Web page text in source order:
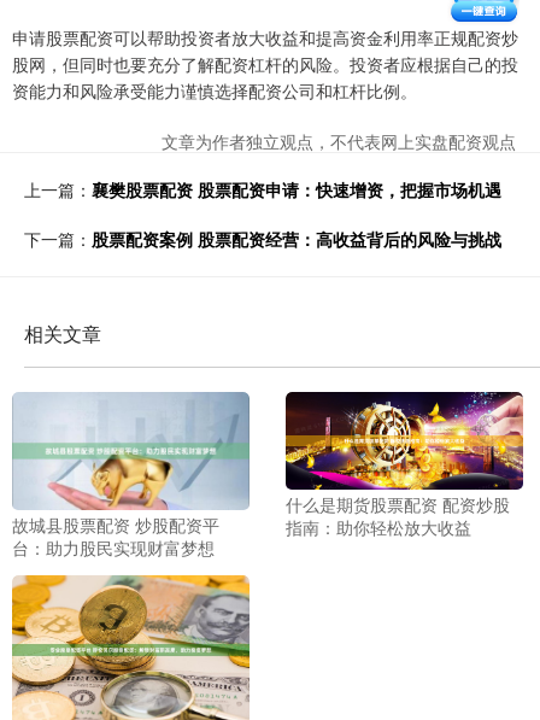
申请股票配资可以帮助投资者放大收益和提高资金利用率正规配资炒
股网，但同时也要充分了解配资杠杆的风险。投资者应根据自己的投
资能力和风险承受能力谨慎选择配资公司和杠杆比例。
文章为作者独立观点，不代表网上实盘配资观点
上一篇： 襄樊股票配资 股票配资申请：快速增资，把握市场机遇
下一篇： 股票配资案例 股票配资经营：高收益背后的风险与挑战
相关文章
故城县股票配资 炒股配资平
台：助力股民实现财富梦想
什么是期货股票配资 配资炒股
指南：助你轻松放大收益